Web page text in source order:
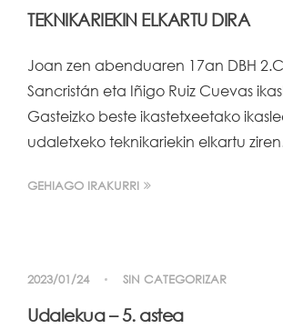
TEKNIKARIEKIN ELKARTU DIRA
Joan zen abenduaren 17an DBH
Sancristán eta Iñigo Ruiz Cuevas
Gasteizko beste ikastetxeetako
udaletxeko teknikariekin elkartu
GEHIAGO IRAKURRI
2023/01/24 SIN CATEGORIZAR
Udalekua – 5. astea